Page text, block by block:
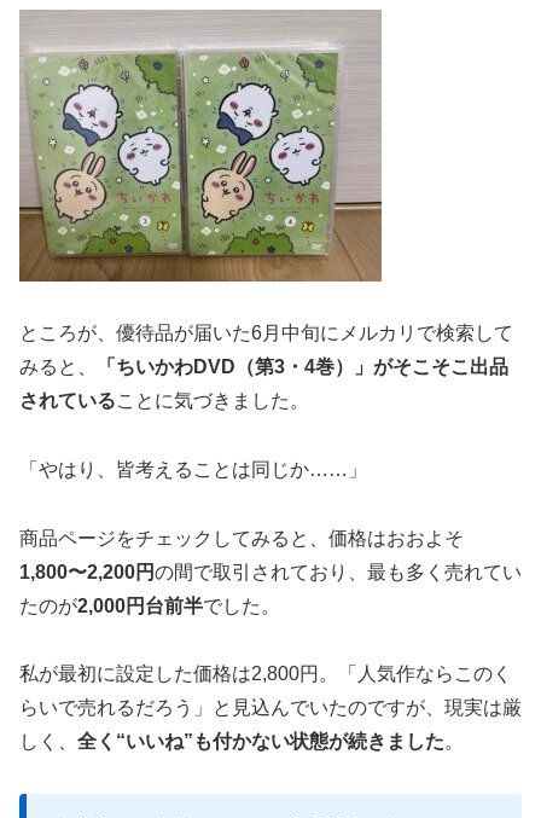
ところが、優待品が届いた6月中旬にメルカリで検索して
みると、
「ちいかわDVD（第3・4巻）」がそこそこ出品
されていることに気づきました。
「やはり、皆考えることは同じか……」
商品ページをチェックしてみると、価格はおおよそ
1,800〜2,200円の間で取引されており、最も多く売れてい
たのが2,000円台前半でした。
私が最初に設定した価格は2,800円。「人気作ならこのく
らいで売れるだろう」と見込んでいたのですが、現実は厳
しく、 全く“いいね”も付かない状態が続きました。